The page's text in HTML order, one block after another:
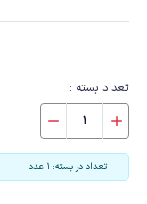
تعداد بسته :
تعداد در بسته: 1 عدد